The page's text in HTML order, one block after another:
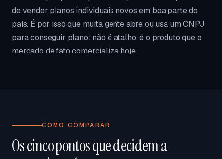
de vender planos individuais novos em boa parte do
país. É por isso que muita gente abre ou usa um CNPJ
para conseguir plano: não é atalho, é o produto que o
mercado de fato comercializa hoje.
COMO COMPARAR
Os cinco pontos que decidem a